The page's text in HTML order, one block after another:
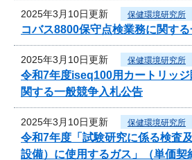
2025年3月10日更新 保健環境研究所
コバス8800保守点検業務に関す
2025年3月10日更新 保健環境研究所
令和7年度iseq100用カートリッ
関する一般競争入札公告
2025年3月10日更新 保健環境研究所
令和7年度「試験研究に係る検査
設備）に使用するガス」（単価契